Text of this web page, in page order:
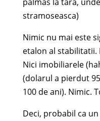
stramoseasca)
Nimic nu mai este
etalon al stabilitatii.
Nici imobiliarele
(dolarul a pierdut
100 de ani). Nimic.
Deci, probabil ca